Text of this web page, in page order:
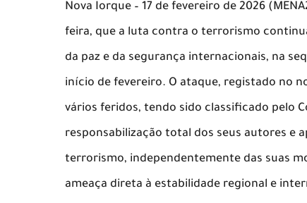
Nova Iorque – 17 de fevereiro de 2026
feira, que a luta contra o terrorismo
da paz e da segurança internacionais, na
início de fevereiro. O ataque, registado no
vários feridos, tendo sido classificado pelo
responsabilização total dos seus autores e
terrorismo, independentemente das suas
ameaça direta à estabilidade regional e